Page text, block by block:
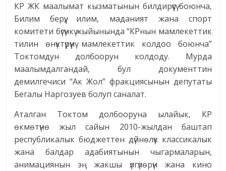
КР ЖК маалымат кызматынын билдирүүсү боюнча,
Билим берүү, илим, маданият жана спорт
комитети бүгүнкү жыйынында “КРнын мамлекеттик
тилин өнүктүрүүнү мамлекеттик колдоо боюнча”
Токтомдун долбоорун колдоду. Мурда
маалымдалгандай, бул документтин
демилгечиси “Ак Жол” фракциясынын депутаты
Бегалы Наргозуев болуп саналат.
Аталган Токтом долбооруна ылайык, КР
өкмөтүнө жыл сайын 2010-жылдан баштап
республикалык бюджеттен дүйнөлүк классикалык
жана балдар адабиятынын чыгармаларын,
анимациянын эң жакшы үлгүлөрүн жана кино